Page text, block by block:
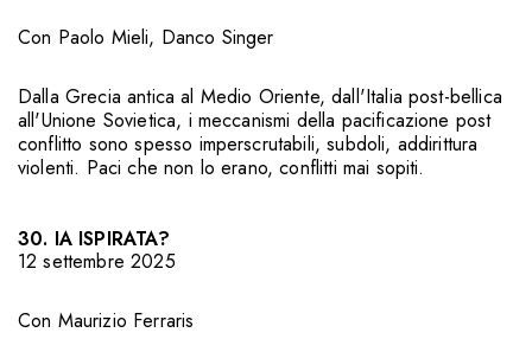
Con Paolo Mieli, Danco Singer
Dalla Grecia antica al Medio Oriente, dall'Italia post-bellica
all'Unione Sovietica, i meccanismi della pacificazione post
conflitto sono spesso imperscrutabili, subdoli, addirittura
violenti. Paci che non lo erano, conflitti mai sopiti.
30. IA ISPIRATA?
12 settembre 2025
Con Maurizio Ferraris